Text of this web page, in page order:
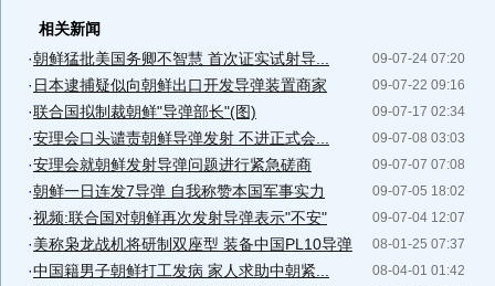
相关新闻
09-07-24 07:20
·朝鲜猛批美国务卿不智慧 首次证实试射导...
09-07-22 09:16
· 日本逮捕疑似向朝鲜出口开发导弹装置商家
09-07-17 02:34
·联合国拟制裁朝鲜"导弹部长"(图)
09-07-08 03:03
·安理会口头谴责朝鲜导弹发射 不进正式会...
09-07-07 07:08
·安理会就朝鲜发射导弹问题进行紧急磋商
09-07-05 18:02
·朝鲜一日连发7导弹 自我称赞本国军事实力
09-07-04 12:07
·视频:联合国对朝鲜再次发射导弹表示"不安"
08-01-25 07:37
·美称枭龙战机将研制双座型 装备中国PL10导弹
08-04-01 01:42
·中国籍男子朝鲜打工发病 家人求助中朝紧...